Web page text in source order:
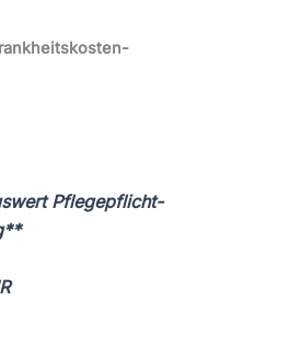
Pflegepflicht-